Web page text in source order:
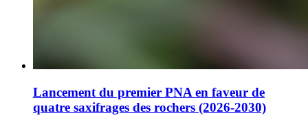
Lancement du premier PNA en faveur de
quatre saxifrages des rochers (2026-2030)